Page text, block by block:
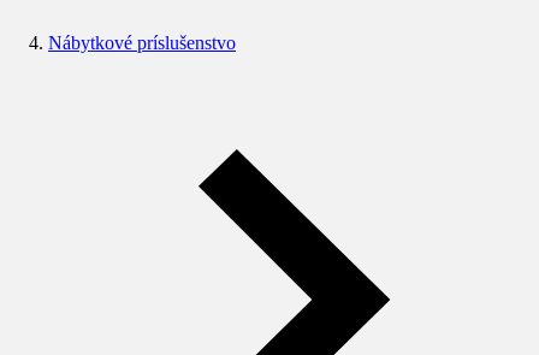
Nábytkové príslušenstvo